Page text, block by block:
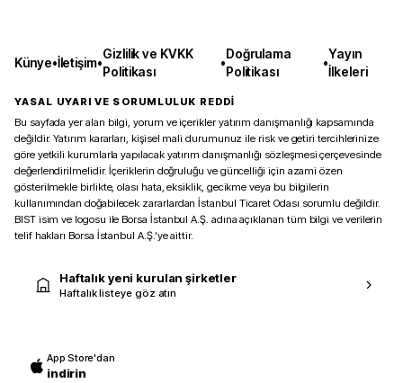
Künye•İletişim•
Gizlilik ve KVKK
Politikası
•
Doğrulama
Politikası
•
Yayın
İlkeleri
YASAL UYARI VE SORUMLULUK REDDİ
Bu sayfada yer alan bilgi, yorum ve içerikler yatırım danışmanlığı kapsamında
değildir. Yatırım kararları, kişisel mali durumunuz ile risk ve getiri tercihlerinize
göre yetkili kurumlarla yapılacak yatırım danışmanlığı sözleşmesi çerçevesinde
değerlendirilmelidir. İçeriklerin doğruluğu ve güncelliği için azami özen
gösterilmekle birlikte, olası hata, eksiklik, gecikme veya bu bilgilerin
kullanımından doğabilecek zararlardan İstanbul Ticaret Odası sorumlu değildir.
BIST isim ve logosu ile Borsa İstanbul A.Ş. adına açıklanan tüm bilgi ve verilerin
telif hakları Borsa İstanbul A.Ş.’ye aittir.
Haftalık yeni kurulan şirketler
Haftalık listeye göz atın
App Store'dan
indirin